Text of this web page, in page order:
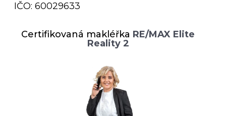
IČO: 60029633
Certifikovaná makléřka RE/MAX Elite
Reality 2